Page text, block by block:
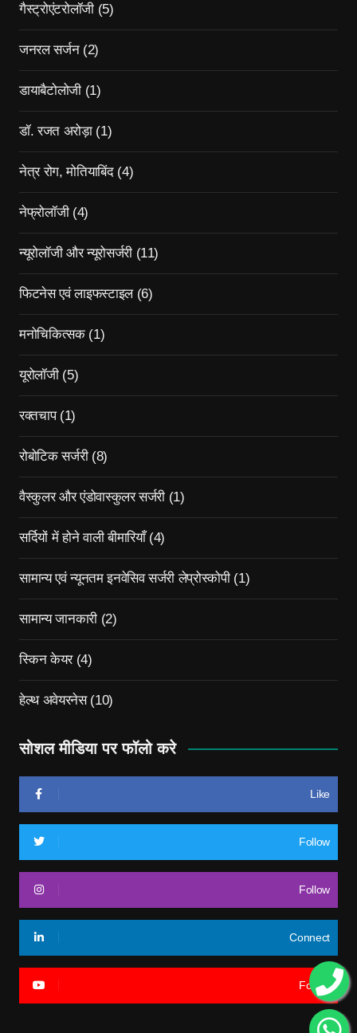
गैस्ट्रोएंटरोलॉजी(5)
जनरल सर्जन(2)
डायाबैटोलोजी(1)
डॉ. रजत अरोड़ा(1)
नेत्र रोग, मोतियाबिंद(4)
नेफ्रोलॉजी(4)
न्यूरोलॉजी और न्यूरोसर्जरी(11)
फिटनेस एवं लाइफस्टाइल(6)
मनोचिकित्सक(1)
यूरोलॉजी(5)
रक्तचाप(1)
रोबोटिक सर्जरी(8)
वैस्कुलर और एंडोवास्कुलर सर्जरी (1)
सर्दियों में होने वाली बीमारियाँ(4)
सामान्य एवं न्यूनतम इनवेसिव सर्जरी लेप्रोस्कोपी(1)
सामान्य जानकारी(2)
स्किन केयर(4)
हेल्थ अवेयरनेस(10)
सोशल मीडिया पर फॉलो करे
Like
Follow
Follow
Connect
Follow